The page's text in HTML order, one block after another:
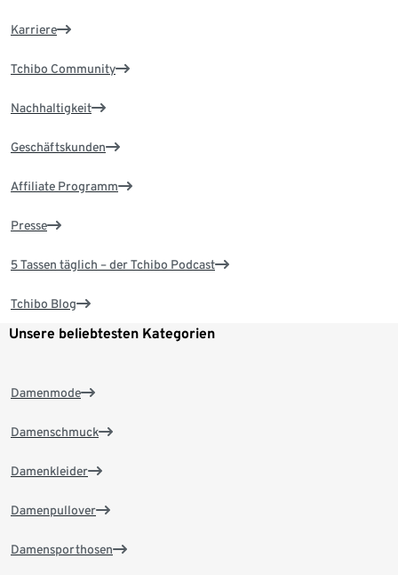
Karriere
Tchibo Community
Nachhaltigkeit
Geschäftskunden
Affiliate Programm
Presse
5 Tassen täglich – der Tchibo Podcast
Tchibo Blog
Unsere beliebtesten Kategorien
Damenmode
Damenschmuck
Damenkleider
Damenpullover
Damensporthosen